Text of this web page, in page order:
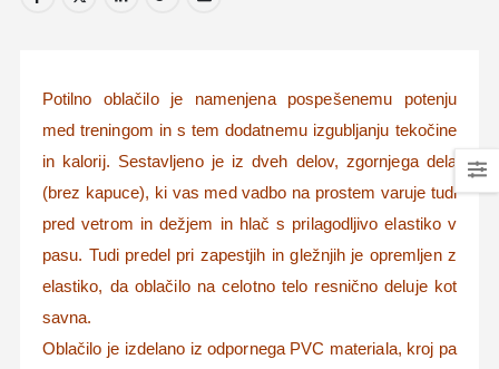
Potilno oblačilo je namenjena pospešenemu potenju
med treningom in s tem dodatnemu izgubljanju tekočine
in kalorij. Sestavljeno je iz dveh delov, zgornjega dela
(brez kapuce), ki vas med vadbo na prostem varuje tudi
pred vetrom in dežjem in hlač s prilagodljivo elastiko v
pasu. Tudi predel pri zapestjih in gležnjih je opremljen z
elastiko, da oblačilo na celotno telo resnično deluje kot
savna.
Oblačilo je izdelano iz odpornega PVC materiala, kroj pa